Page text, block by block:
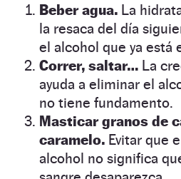
Beber agua. La
la resaca del día
el alcohol que ya está
Correr, saltar… La
ayuda a eliminar el
no tiene fundamento.
Masticar granos de
caramelo. Evitar que
alcohol no significa